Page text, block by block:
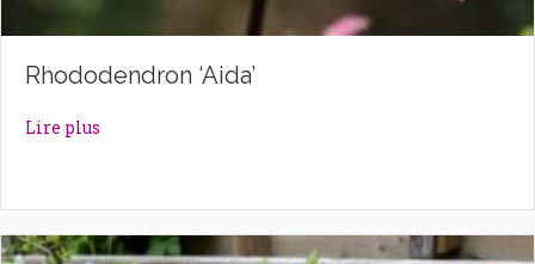
Rhododendron ‘Aida’
Lire plus